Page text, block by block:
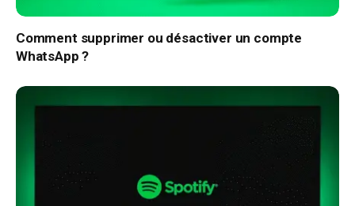
Comment supprimer ou désactiver un compte
WhatsApp ?